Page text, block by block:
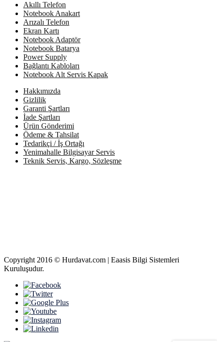
Akıllı Telefon
Notebook Anakart
Arızalı Telefon
Ekran Kartı
Notebook Adaptör
Notebook Batarya
Power Supply
Bağlantı Kabloları
Notebook Alt Servis Kapak
Hakkımızda
Gizlilik
Garanti Şartları
İade Şartları
Ürün Gönderimi
Ödeme & Tahsilat
Tedarikçi / İş Ortağı
Yenimahalle Bilgisayar Servis
Teknik Servis, Kargo, Sözleşme
Copyright 2016 © Hurdavat.com | Eaasis Bilgi Sistemleri
Kuruluşudur.